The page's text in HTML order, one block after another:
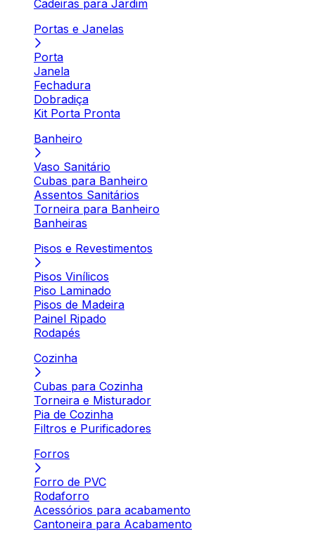
Cadeiras para Jardim
Portas e Janelas
Porta
Janela
Fechadura
Dobradiça
Kit Porta Pronta
Banheiro
Vaso Sanitário
Cubas para Banheiro
Assentos Sanitários
Torneira para Banheiro
Banheiras
Pisos e Revestimentos
Pisos Vinílicos
Piso Laminado
Pisos de Madeira
Painel Ripado
Rodapés
Cozinha
Cubas para Cozinha
Torneira e Misturador
Pia de Cozinha
Filtros e Purificadores
Forros
Forro de PVC
Rodaforro
Acessórios para acabamento
Cantoneira para Acabamento